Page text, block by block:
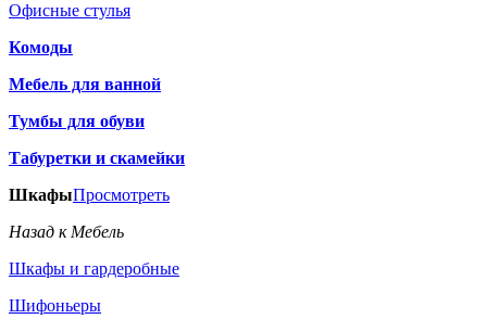
Офисные стулья
Комоды
Мебель для ванной
Тумбы для обуви
Табуретки и скамейки
ШкафыПросмотреть
Назад к Мебель
Шкафы и гардеробные
Шифоньеры